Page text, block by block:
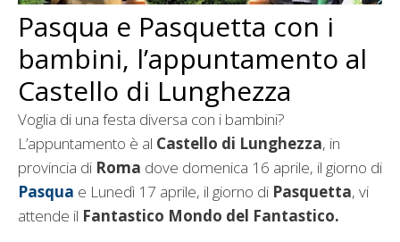
Pasqua e Pasquetta con i
bambini, l’appuntamento al
Castello di Lunghezza
Voglia di una festa diversa con i bambini?
L’appuntamento è al Castello di Lunghezza, in
provincia di Roma dove domenica 16 aprile, il giorno di
Pasqua e Lunedì 17 aprile, il giorno di Pasquetta, vi
attende il Fantastico Mondo del Fantastico.